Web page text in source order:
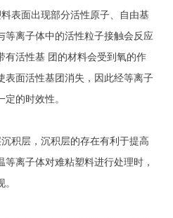
表面出现部分活性原子、自由基
等离子体中的活性粒子接触会反应
有活性基 团的材料会受到氧的作
表面活性基团消失，因此经等离子
的时效性。
积层，沉积层的存在有利于提高
离子体对难粘塑料进行处理时，